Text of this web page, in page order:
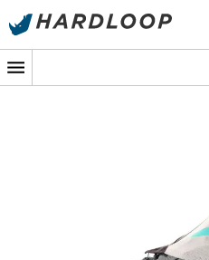
Zomeraanbiedingen 🔥 -5%